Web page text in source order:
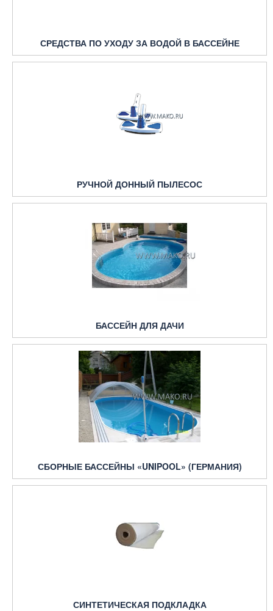
СРЕДСТВА ПО УХОДУ ЗА ВОДОЙ В БАССЕЙНЕ
РУЧНОЙ ДОННЫЙ ПЫЛЕСОС
БАССЕЙН ДЛЯ ДАЧИ
СБОРНЫЕ БАССЕЙНЫ «UNIPOOL» (ГЕРМАНИЯ)
СИНТЕТИЧЕСКАЯ ПОДКЛАДКА